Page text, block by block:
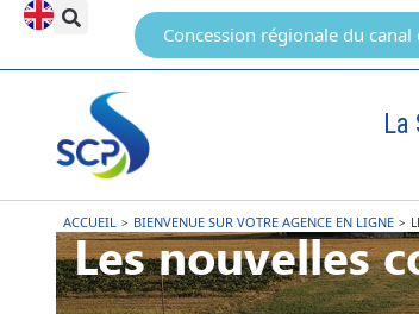
Concession régionale du canal
La
ACCUEIL > BIENVENUE SUR VOTRE AGENCE EN LIGNE >
Les nouvelles